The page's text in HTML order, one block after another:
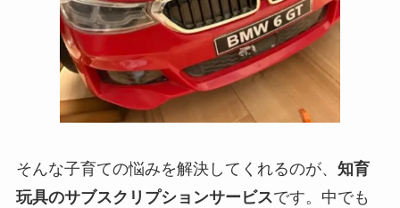
そんな子育ての悩みを解決してくれるのが、 知育
玩具のサブスクリプションサービスです。中でも